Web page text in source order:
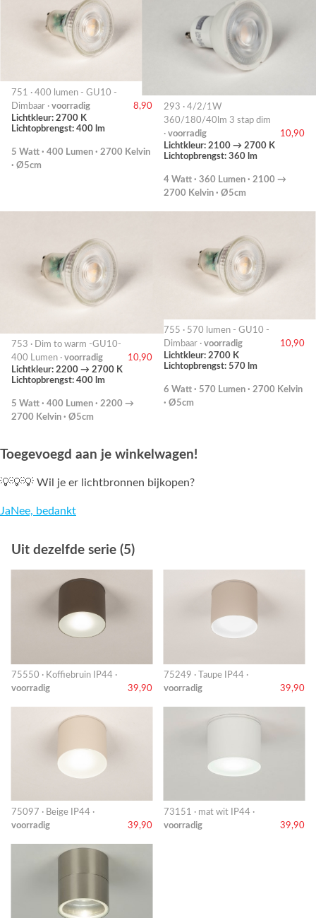
751 · 400 lumen - GU10 -
Dimbaar · voorradig
8,90
Lichtkleur: 2700 K
Lichtopbrengst: 400 lm
5 Watt · 400 Lumen · 2700 Kelvin
· Ø5cm
293 · 4/2/1W
360/180/40lm 3 stap dim
· voorradig
10,90
Lichtkleur: 2100 → 2700 K
Lichtopbrengst: 360 lm
4 Watt · 360 Lumen · 2100 →
2700 Kelvin · Ø5cm
753 · Dim to warm -GU10-
400 Lumen · voorradig
10,90
Lichtkleur: 2200 → 2700 K
Lichtopbrengst: 400 lm
5 Watt · 400 Lumen · 2200 →
2700 Kelvin · Ø5cm
755 · 570 lumen - GU10 -
Dimbaar · voorradig
10,90
Lichtkleur: 2700 K
Lichtopbrengst: 570 lm
6 Watt · 570 Lumen · 2700 Kelvin
· Ø5cm
Toegevoegd aan je winkelwagen!
💡💡💡 Wil je er lichtbronnen bijkopen?
JaNee, bedankt
Uit dezelfde serie (5)
75550 · Koffiebruin IP44 ·
voorradig
39,90
75249 · Taupe IP44 ·
voorradig
39,90
75097 · Beige IP44 ·
voorradig
39,90
73151 · mat wit IP44 ·
voorradig
39,90